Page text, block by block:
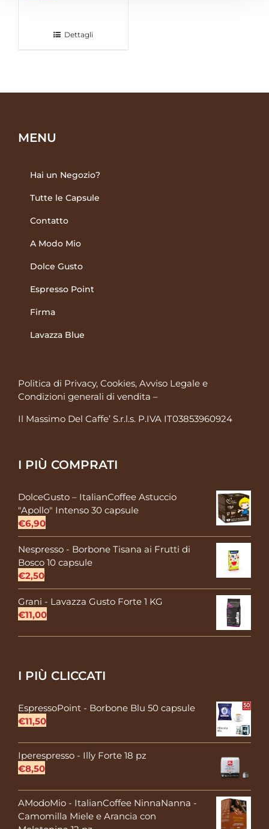
Dettagli
MENU
Hai un Negozio?
Tutte le Capsule
Contatto
A Modo Mio
Dolce Gusto
Espresso Point
Firma
Lavazza Blue
Politica di Privacy, Cookies, Avviso Legale e
Condizioni generali di vendita –
Il Massimo Del Caffe’ S.r.l.s. P.IVA IT03853960924
I PIÙ COMPRATI
DolceGusto – ItalianCoffee Astuccio
"Apollo" Intenso 30 capsule
€6,90
Nespresso - Borbone Tisana ai Frutti di
Bosco 10 capsule
€2,50
Grani - Lavazza Gusto Forte 1 KG
€11,00
I PIÙ CLICCATI
EspressoPoint - Borbone Blu 50 capsule
€11,50
Iperespresso - Illy Forte 18 pz
€8,50
AModoMio - ItalianCoffee NinnaNanna -
Camomilla Miele e Arancia con